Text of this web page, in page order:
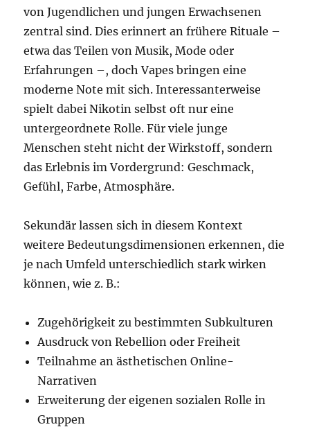
von Jugendlichen und jungen Erwachsenen
zentral sind. Dies erinnert an frühere Rituale –
etwa das Teilen von Musik, Mode oder
Erfahrungen –, doch Vapes bringen eine
moderne Note mit sich. Interessanterweise
spielt dabei Nikotin selbst oft nur eine
untergeordnete Rolle. Für viele junge
Menschen steht nicht der Wirkstoff, sondern
das Erlebnis im Vordergrund: Geschmack,
Gefühl, Farbe, Atmosphäre.
Sekundär lassen sich in diesem Kontext
weitere Bedeutungsdimensionen erkennen, die
je nach Umfeld unterschiedlich stark wirken
können, wie z. B.:
Zugehörigkeit zu bestimmten Subkulturen
Ausdruck von Rebellion oder Freiheit
Teilnahme an ästhetischen Online-
Narrativen
Erweiterung der eigenen sozialen Rolle in
Gruppen